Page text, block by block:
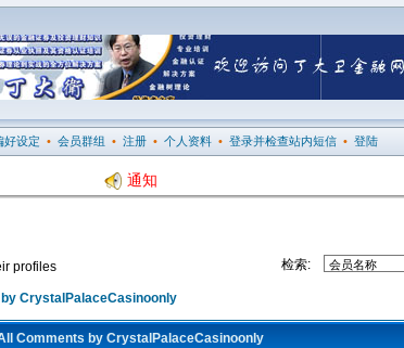
好设定 • 会员群组 • 注册 • 个人资料 • 登录并检查站内短信 • 登陆
通知
profiles 检索:
CrystalPalaceCasinoonly
Comments by CrystalPalaceCasinoonly